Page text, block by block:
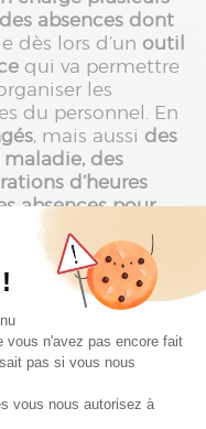
absences dont
dès lors d’un outil
qui va permettre
les
du personnel. En
, mais aussi des
maladie, des
d’heures
absences pour
.
des congés
RH est une
prendre en charge
tout au
on s’assure de
du